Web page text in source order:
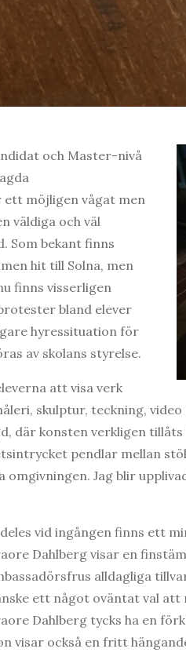
och Master-nivå
möjligen vågat men
väldiga och väl
Som bekant finns
hit till Solna, men
finns visserligen
bland elever
hyressituation för
av skolans styrelse.
att visa verk
skulptur, teckning, video
där konsten verkligen
pendlar mellan
Jag blir
vid ingången finns ett
Dahlberg visar en
alldagliga
ett något oväntat val
Dahlberg tycks ha en
visar också en fritt